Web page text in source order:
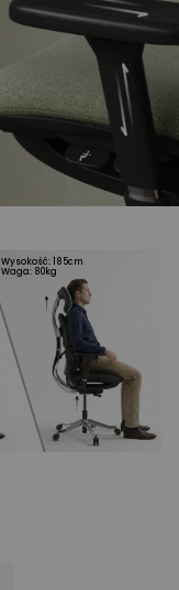
Wysokość: 185cm
Waga: 80kg